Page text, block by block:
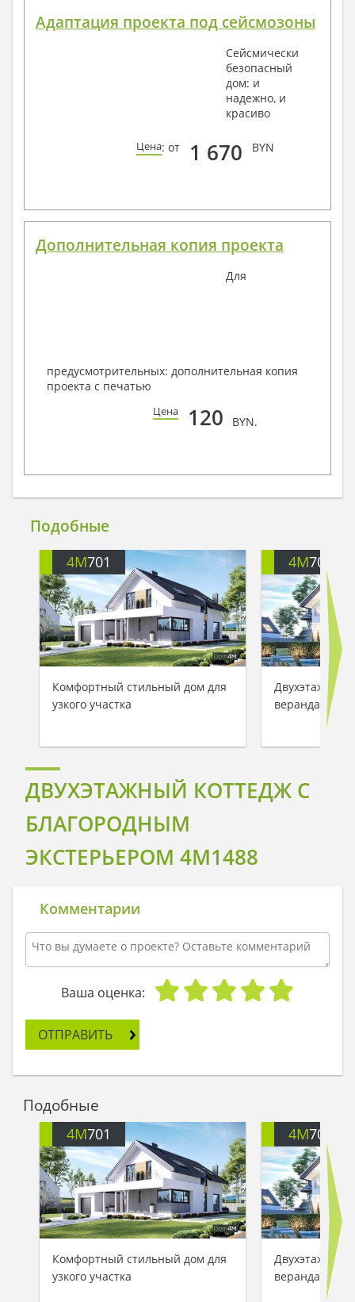
Адаптация проекта под сейсмозоны
Сейсмически
безопасный
дом: и
надежно, и
красиво
Цена: от 1 670 BYN
Дополнительная копия проекта
Для
предусмотрительных: дополнительная копия
проекта с печатью
Цена 120 BYN.
Подобные
4M701
Комфортный стильный дом для
узкого участка
4M706
Двухэтажный
верандами и
ДВУХЭТАЖНЫЙ КОТТЕДЖ С
БЛАГОРОДНЫМ
ЭКСТЕРЬЕРОМ 4M1488
Комментарии
Ваша оценка:
ОТПРАВИТЬ
Подобные
4M701
Комфортный стильный дом для
узкого участка
4M706
Двухэтажный
верандами и